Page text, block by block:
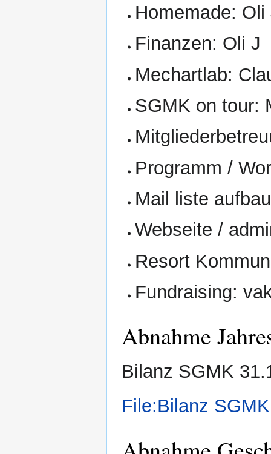
Homemade:
Finanzen: Oli J
Mechartlab:
SGMK on tour:
Programm /
Mail liste
Webseite /
Resort
Fundraising:
Abnahme
Bilanz SGMK
File:Bilanz